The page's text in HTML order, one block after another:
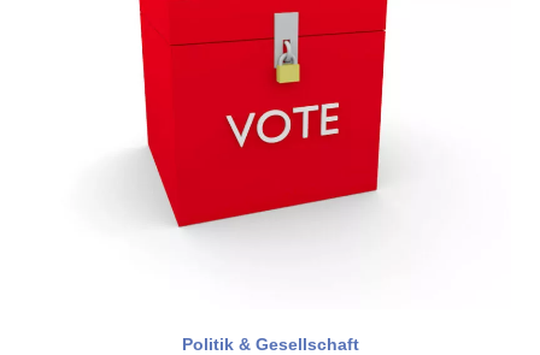
Politik & Gesellschaft